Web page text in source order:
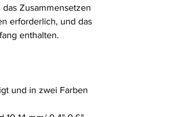
Zusammensetzen
erforderlich, und das
enthalten.
und in zwei Farben